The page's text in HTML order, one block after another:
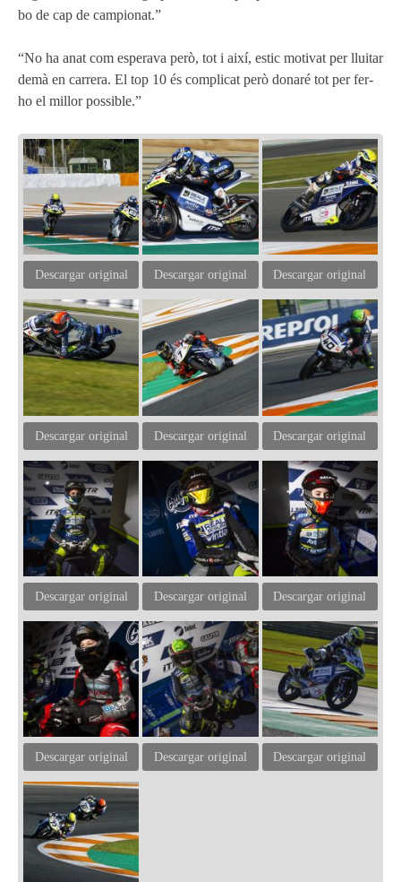
bo de cap de campionat.”
“No ha anat com esperava però, tot i així, estic motivat per lluitar
demà en carrera. El top 10 és complicat però donaré tot per fer-
ho el millor possible.”
Descargar original Descargar original Descargar original
Descargar original Descargar original Descargar original
Descargar original Descargar original Descargar original
Descargar original Descargar original Descargar original